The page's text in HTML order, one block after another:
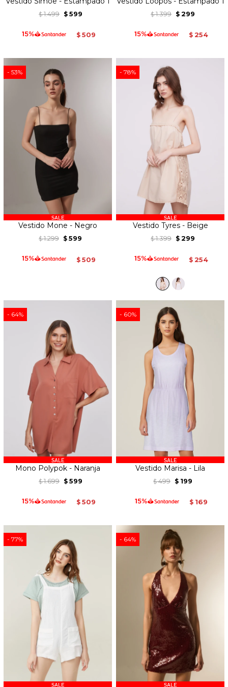
$ 1.499 $ 599
$ 509
$ 1.399 $ 299
$ 254
53
Vestido Mone - Negro
$ 1.299 $ 599
$ 509
78
Vestido Tyres - Beige
$ 1.399 $ 299
$ 254
64
Mono Polypok - Naranja
$ 1.699 $ 599
$ 509
60
Vestido Marisa - Lila
$ 499 $ 199
$ 169
77 64